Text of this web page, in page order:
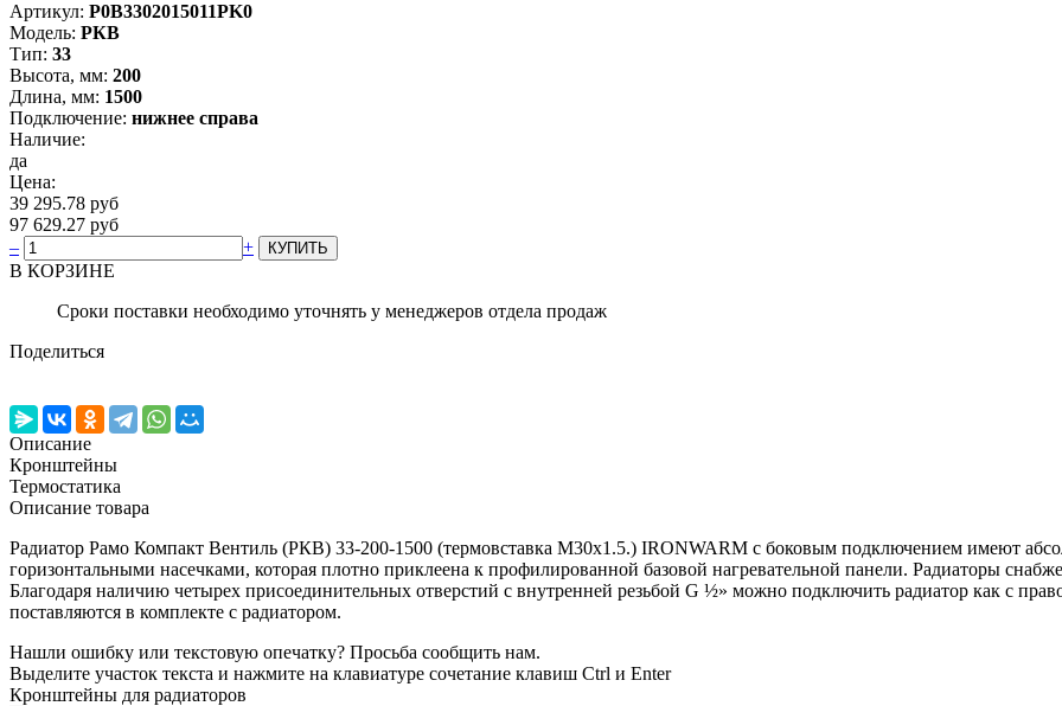
Артикул: Р0В3302015011PK0
Модель: РКВ
Тип: 33
Высота, мм: 200
Длина, мм: 1500
Подключение: нижнее справа
Наличие:
да
Цена:
39 295.78 руб
97 629.27 руб
–
+
В КОРЗИНЕ
Сроки поставки необходимо уточнять у менеджеров отдела продаж
Поделиться
Описание
Кронштейны
Термостатика
Описание товара
Радиатор Рамо Компакт Вентиль (РКВ) 33-200-1500 (термовставка М30х1.5.) IRONWARM с боковым подключением имеют
горизонтальными насечками, которая плотно приклеена к профилированной базовой нагревательной панели. Радиаторы
Благодаря наличию четырех присоединительных отверстий с внутренней резьбой G ½» можно подключить радиатор как с
поставляются в комплекте с радиатором.
Нашли ошибку или текстовую опечатку? Просьба сообщить нам.
Выделите участок текста и нажмите на клавиатуре сочетание клавиш Ctrl и Enter
Кронштейны для радиаторов